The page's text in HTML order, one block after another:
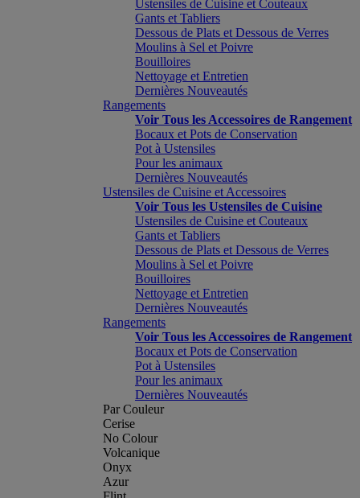
Ustensiles de Cuisine et Couteaux
Gants et Tabliers
Dessous de Plats et Dessous de Verres
Moulins à Sel et Poivre
Bouilloires
Nettoyage et Entretien
Dernières Nouveautés
Rangements
Voir Tous les Accessoires de Rangement
Bocaux et Pots de Conservation
Pot à Ustensiles
Pour les animaux
Dernières Nouveautés
Ustensiles de Cuisine et Accessoires
Voir Tous les Ustensiles de Cuisine
Ustensiles de Cuisine et Couteaux
Gants et Tabliers
Dessous de Plats et Dessous de Verres
Moulins à Sel et Poivre
Bouilloires
Nettoyage et Entretien
Dernières Nouveautés
Rangements
Voir Tous les Accessoires de Rangement
Bocaux et Pots de Conservation
Pot à Ustensiles
Pour les animaux
Dernières Nouveautés
Par Couleur
Cerise
No Colour
Volcanique
Onyx
Azur